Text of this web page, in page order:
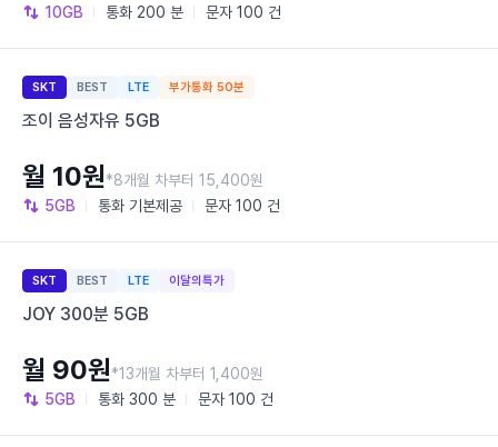
10GB 통화 200 분 문자 100 건
SKT BEST LTE 부가통화 50분
조이 음성자유 5GB
5GB 통화 기본제공 문자 100 건
월 10원*8개월 차부터 15,400원
SKT BEST LTE 이달의특가
JOY 300분 5GB
5GB 통화 300 분 문자 100 건
월 90원*13개월 차부터 1,400원